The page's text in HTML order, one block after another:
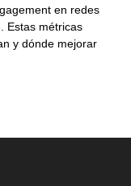
en redes
Estas métricas
y dónde mejorar